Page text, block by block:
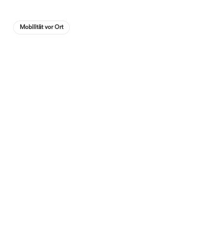
Mobilität vor Ort